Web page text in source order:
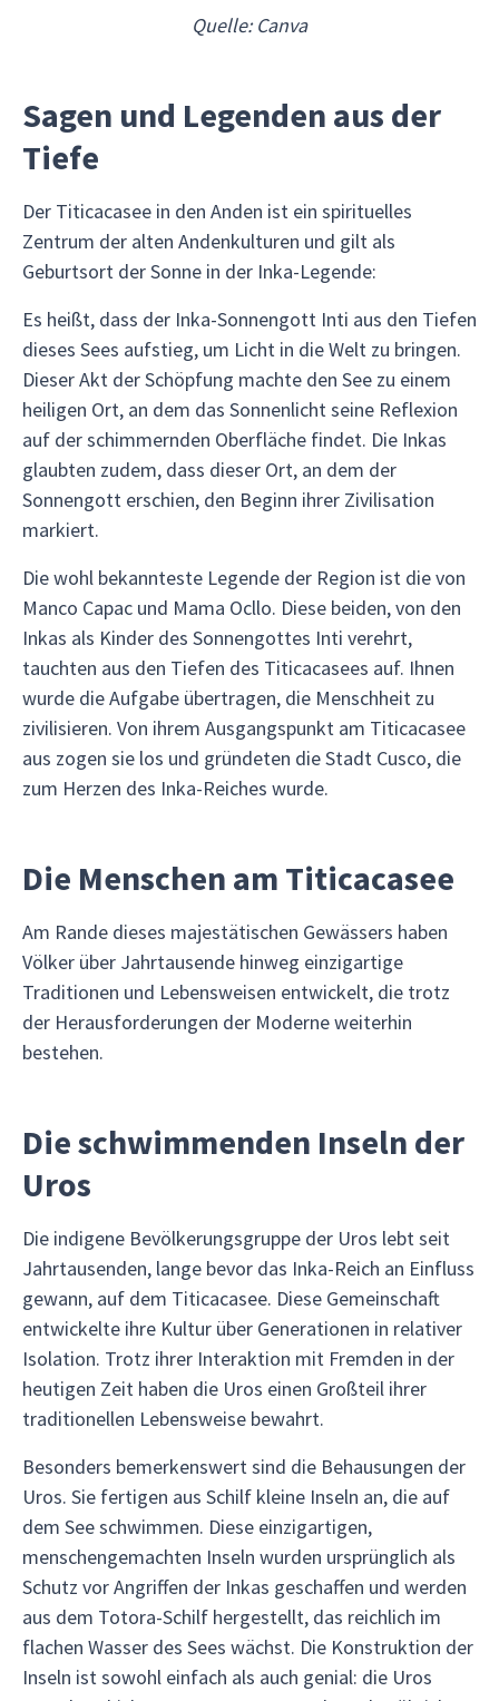
Quelle: Canva
Sagen und Legenden aus der
Tiefe
Der Titicacasee in den Anden ist ein spirituelles
Zentrum der alten Andenkulturen und gilt als
Geburtsort der Sonne in der Inka-Legende:
Es heißt, dass der Inka-Sonnengott Inti aus den Tiefen
dieses Sees aufstieg, um Licht in die Welt zu bringen.
Dieser Akt der Schöpfung machte den See zu einem
heiligen Ort, an dem das Sonnenlicht seine Reflexion
auf der schimmernden Oberfläche findet. Die Inkas
glaubten zudem, dass dieser Ort, an dem der
Sonnengott erschien, den Beginn ihrer Zivilisation
markiert.
Die wohl bekannteste Legende der Region ist die von
Manco Capac und Mama Ocllo. Diese beiden, von den
Inkas als Kinder des Sonnengottes Inti verehrt,
tauchten aus den Tiefen des Titicacasees auf. Ihnen
wurde die Aufgabe übertragen, die Menschheit zu
zivilisieren. Von ihrem Ausgangspunkt am Titicacasee
aus zogen sie los und gründeten die Stadt Cusco, die
zum Herzen des Inka-Reiches wurde.
Die Menschen am Titicacasee
Am Rande dieses majestätischen Gewässers haben
Völker über Jahrtausende hinweg einzigartige
Traditionen und Lebensweisen entwickelt, die trotz
der Herausforderungen der Moderne weiterhin
bestehen.
Die schwimmenden Inseln der
Uros
Die indigene Bevölkerungsgruppe der Uros lebt seit
Jahrtausenden, lange bevor das Inka-Reich an Einfluss
gewann, auf dem Titicacasee. Diese Gemeinschaft
entwickelte ihre Kultur über Generationen in relativer
Isolation. Trotz ihrer Interaktion mit Fremden in der
heutigen Zeit haben die Uros einen Großteil ihrer
traditionellen Lebensweise bewahrt.
Besonders bemerkenswert sind die Behausungen der
Uros. Sie fertigen aus Schilf kleine Inseln an, die auf
dem See schwimmen. Diese einzigartigen,
menschengemachten Inseln wurden ursprünglich als
Schutz vor Angriffen der Inkas geschaffen und werden
aus dem Totora-Schilf hergestellt, das reichlich im
flachen Wasser des Sees wächst. Die Konstruktion der
Inseln ist sowohl einfach als auch genial: die Uros